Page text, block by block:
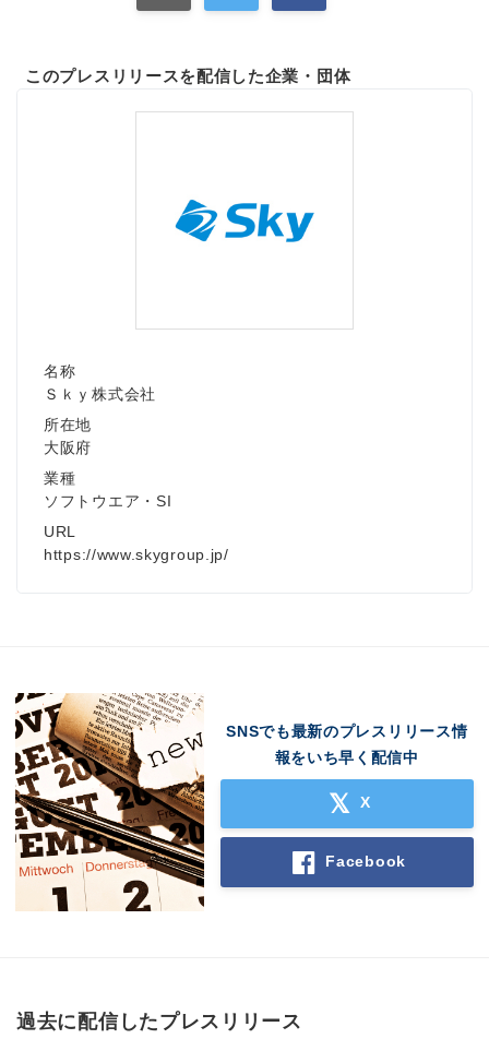
このプレスリリースを配信した企業・団体
名称
Ｓｋｙ株式会社
所在地
大阪府
業種
ソフトウエア・SI
URL
https://www.skygroup.jp/
SNSでも最新のプレスリリース情
報をいち早く配信中
X
Facebook
過去に配信したプレスリリース